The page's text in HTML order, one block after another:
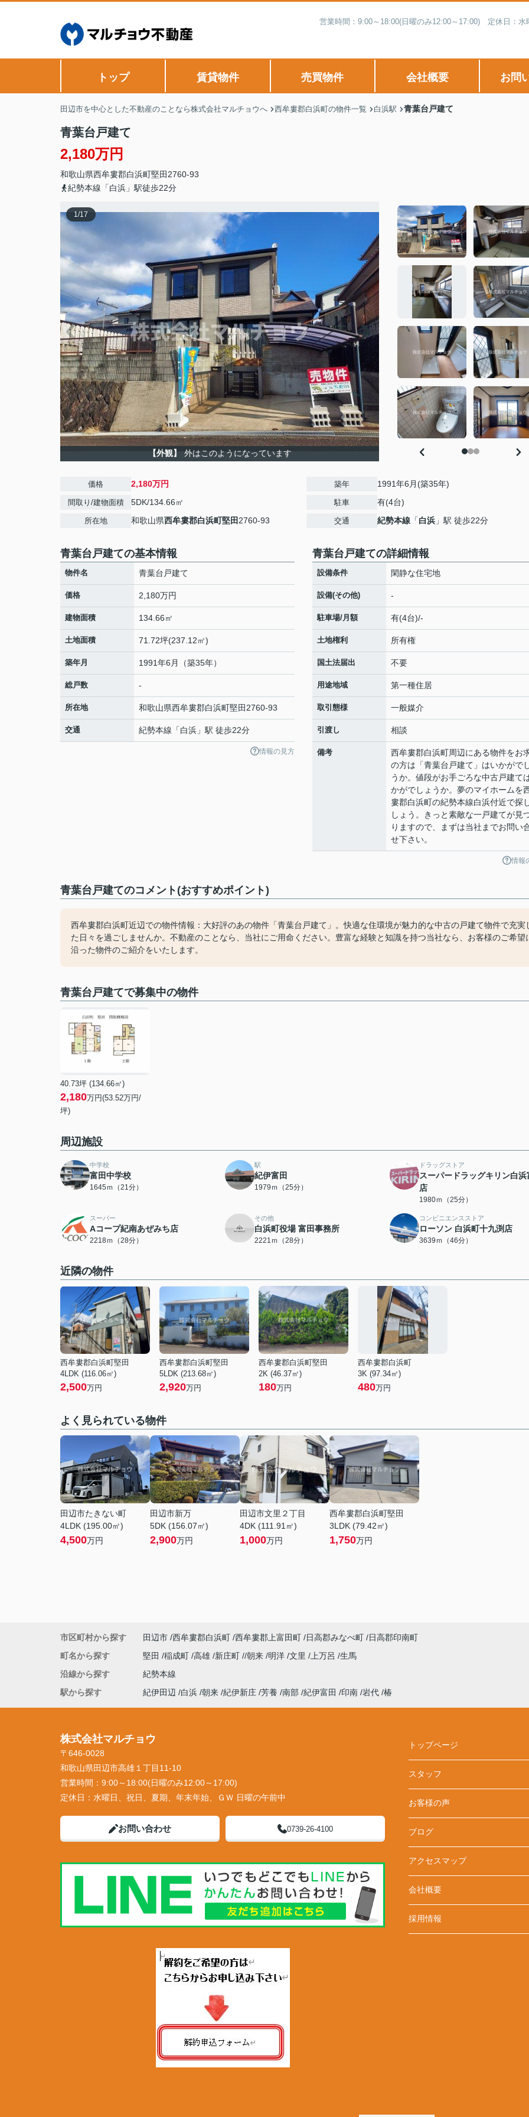
営業時間：9:00～18:00(日曜のみ12:00～17:00) 定休日：
トップ 賃貸物件 売買物件 会社概要 お問
田辺市を中心とした不動産のことなら株式会社マルチョウへ 西牟婁郡白浜町の物件一覧 白浜駅 青葉台戸建て
青葉台戸建て
2,180万円
和歌山県西牟婁郡白浜町堅田 2760-93
紀勢本線「白浜」駅徒歩22分
1/17
【外観】 外はこのようになっています
価格 2,180万円
間取り/建物面積 5DK/134.66㎡
所在地 和歌山県西牟婁郡白浜町堅田 2760-93
築年 1991年6月(築35年)
駐車 有(4台)
交通 紀勢本線 「白浜 」駅 徒歩22分
青葉台戸建ての基本情報
物件名 青葉台戸建て
価格 2,180万円
建物面積 134.66㎡
土地面積 71.72坪(237.12㎡)
築年月 1991年6月（築35年）
総戸数 -
所在地 和歌山県西牟婁郡白浜町堅田 2760-93
交通 紀勢本線 「白浜 」駅 徒歩22分
情報の見方
青葉台戸建ての詳細情報
設備条件 閑静な住宅地
設備(その他) -
駐車場/月額 有(4台)/-
土地権利 所有権
国土法届出 不要
用途地域 第一種住居
取引態様 一般媒介
引渡し 相談
備考
西牟婁郡白浜町周辺にある物件をお
の方は「青葉台戸建て」はいかがで
うか。値段がお手ごろな中古戸建て
かがでしょうか。夢のマイホームを
婁郡白浜町の紀勢本線白浜付近で探
しょう。きっと素敵な一戸建てが見
りますので、まずは当社までお問い
せ下さい。
情報
青葉台戸建てのコメント(おすすめポイント)
西牟婁郡白浜町近辺での物件情報：大好評のあの物件「青葉台戸建て」。快適な住環境が魅力的な中古の戸建て物件で充実
た日々を過ごしませんか。不動産のことなら、当社にご用命ください。豊富な経験と知識を持つ当社なら、お客様のご希望
沿った物件のご紹介をいたします。
青葉台戸建てで募集中の物件
40.73坪 (134.66㎡)
2,180万円(53.52万円/
坪)
周辺施設
中学校
富田中学校
1645ｍ（21分）
駅
紀伊富田
1979ｍ（25分）
ドラッグストア
スーパードラッグキリン白浜
店
1980ｍ（25分）
スーパー
Aコープ紀南あぜみち店
2218ｍ（28分）
その他
白浜町役場 富田事務所
2221ｍ（28分）
コンビニエンスストア
ローソン 白浜町十九渕店
3639ｍ（46分）
近隣の物件
西牟婁郡白浜町堅田
4LDK (116.06㎡)
2,500万円
西牟婁郡白浜町堅田
5LDK (213.68㎡)
2,920万円
西牟婁郡白浜町堅田
2K (46.37㎡)
180万円
西牟婁郡白浜町
3K (97.34㎡)
480万円
よく見られている物件
田辺市たきない町
4LDK (195.00㎡)
4,500万円
田辺市新万
5DK (156.07㎡)
2,900万円
田辺市文里２丁目
4DK (111.91㎡)
1,000万円
西牟婁郡白浜町堅田
3LDK (79.42㎡)
1,750万円
市区町村から探す 田辺市 西牟婁郡白浜町 西牟婁郡上富田町 日高郡みなべ町
日高郡印南町
町名から探す
堅田 稲成町 高雄 新庄町 朝来 明洋 文里 上万呂
生馬
沿線から探す
紀勢本線
駅から探す
紀伊田辺 白浜 朝来 紀伊新庄 芳養 南部 紀伊富田 印南 岩代 椿
株式会社マルチョウ
〒646-0028
和歌山県田辺市高雄１丁目11-10
営業時間： 9:00～18:00(日曜のみ12:00～17:00)
定休日： 水曜日、祝日、夏期、年末年始、ＧＷ 日曜の午前中
お問い合わせ 0739-26-4100
トップページ
スタッフ
お客様の声
ブログ
アクセスマップ
会社概要
採用情報